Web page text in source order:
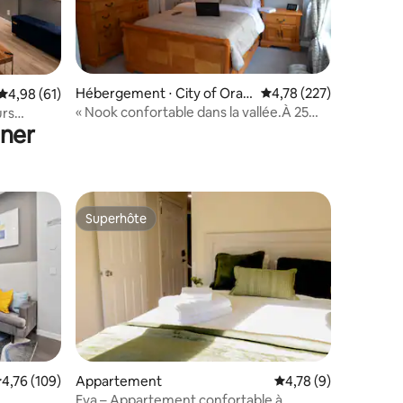
: 4,98 sur 5
moyenne sur la base de 61 commentaires : 4,98 sur 5
4,98 (61)
York
Hébergement ⋅ City of Oran
ge
Évaluation moyenne
4,78 (227)
« Nook confortable dans la vallée.À 25
: 4,78 sur 5
moyenne sur la base de 109 commentaires : 4,76 sur 5
4,76 (109)
Superhôte
Superhôte
Appartement Évaluation
4,78 (9)